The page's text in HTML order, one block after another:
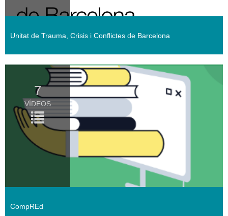
Unitat de Trauma, Crisis i Conflictes de Barcelona
7
VÍDEOS
CompREd